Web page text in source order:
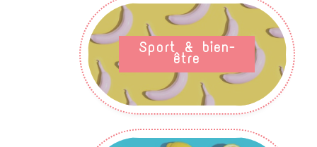
Sport & bien-
être